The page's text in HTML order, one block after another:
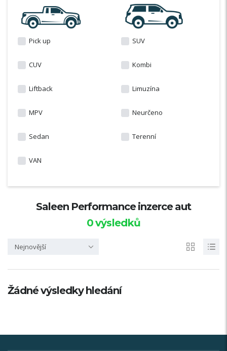
Pick up SUV
CUV Kombi
Liftback Limuzína
MPV Neurčeno
Sedan Terenní
VAN
Saleen Performance inzerce aut
0výsledků
Nejnovější
Žádné výsledky hledání